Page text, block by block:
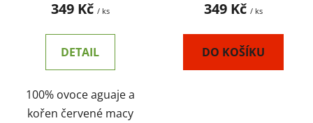
hormonální systém,
349 Kč / ks
DETAIL
100% ovoce aguaje a
kořen červené macy
regenerace těla, stres,
hormonální systém -
PERU
349 Kč / ks
DO KOŠÍKU